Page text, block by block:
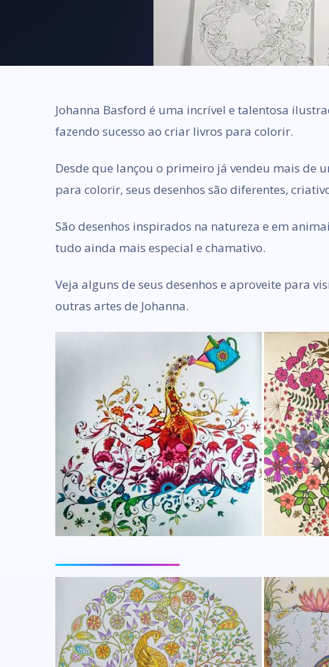
Johanna Basford é uma incrível e talentosa
fazendo sucesso ao criar livros para colorir.
Desde que lançou o primeiro já vendeu mais de
para colorir, seus desenhos são diferentes,
São desenhos inspirados na natureza e em
tudo ainda mais especial e chamativo.
Veja alguns de seus desenhos e aproveite para
outras artes de Johanna.